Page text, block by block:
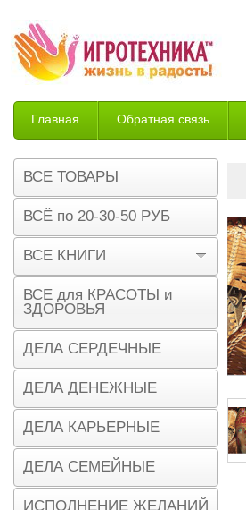
Главная Обратная связь
Возврат
ВСЕ ТОВАРЫ
ВСЁ по 20-30-50 РУБ
ВСЕ КНИГИ
ВСЕ для КРАСОТЫ и
ЗДОРОВЬЯ
ДЕЛА СЕРДЕЧНЫЕ
ДЕЛА ДЕНЕЖНЫЕ
ДЕЛА КАРЬЕРНЫЕ
ДЕЛА СЕМЕЙНЫЕ
ИСПОЛНЕНИЕ ЖЕЛАНИЙ